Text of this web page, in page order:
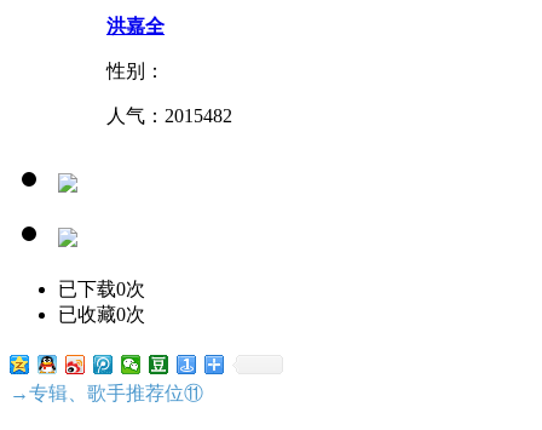
洪嘉全
性别：
人气： 2015482
已下载0次
已收藏0次
→专辑、歌手推荐位⑪